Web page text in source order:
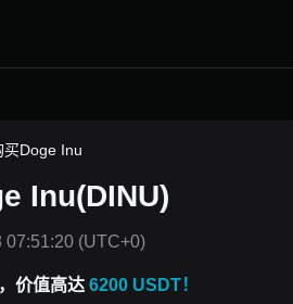
买Doge Inu
Inu(DINU)
07:51:20 (UTC+0)
价值高达 6200 USDT！